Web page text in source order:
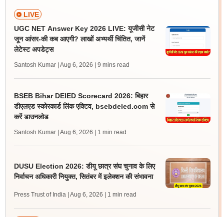
LIVE
UGC NET Answer Key 2026 LIVE: यूजीसी नेट
जून आंसर-की कब आएगी? लाखों अभ्यर्थी चिंतित, जानें
लेटेस्ट अपडेट्स
Santosh Kumar | Aug 6, 2026 | 9 mins read
BSEB Bihar DElED Scorecard 2026: बिहार
डीएलएड स्कोरकार्ड लिंक एक्टिव, bsebdeled.com से
करें डाउनलोड
Santosh Kumar | Aug 6, 2026 | 1 min read
DUSU Election 2026: डीयू छात्र संघ चुनाव के लिए
निर्वाचन अधिकारी नियुक्त, सितंबर में इलेक्शन की संभावना
Press Trust of India | Aug 6, 2026 | 1 min read